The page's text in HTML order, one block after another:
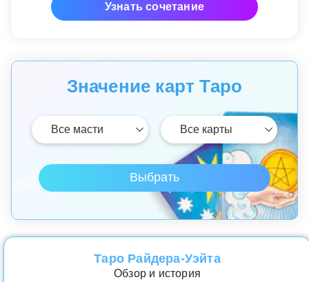
Узнать сочетание
Значение карт Таро
Таро Райдера-Уэйта
Обзор и история